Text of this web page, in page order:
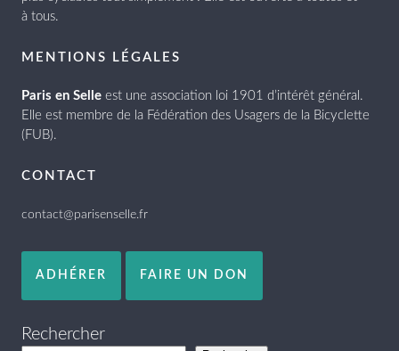
à tous.
MENTIONS LÉGALES
Paris en Selle est une association loi 1901 d’intérêt général.
Elle est membre de la Fédération des Usagers de la Bicyclette
(FUB).
CONTACT
contact@parisenselle.fr
ADHÉRER FAIRE UN DON
Rechercher